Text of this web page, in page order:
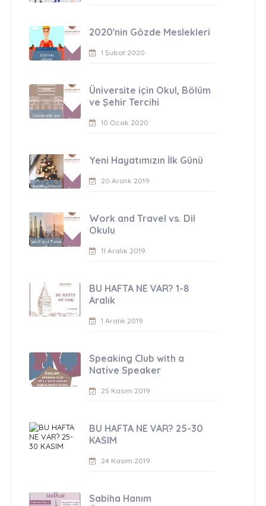
2020'nin Gözde Meslekleri
1 Şubat 2020
Üniversite için Okul, Bölüm
ve Şehir Tercihi
10 Ocak 2020
Yeni Hayatımızın İlk Günü
20 Aralık 2019
Work and Travel vs. Dil
Okulu
11 Aralık 2019
BU HAFTA NE VAR? 1-8
Aralık
1 Aralık 2019
Speaking Club with a
Native Speaker
25 Kasım 2019
BU HAFTA NE VAR? 25-30
KASIM
24 Kasım 2019
Sabiha Hanım